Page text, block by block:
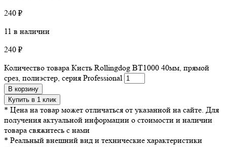
240 ₽
11 в наличии
240 ₽
Количество товара Кисть Rollingdog BТ1000 40мм, прямой
срез, полиэстер, серия Professional
В корзину
Купить в 1 клик
* Цена на товар может отличаться от указанной на сайте. Для
получения актуальной информации о стоимости и наличии
товара свяжитесь с нами
* Реальный внешний вид и технические характеристики